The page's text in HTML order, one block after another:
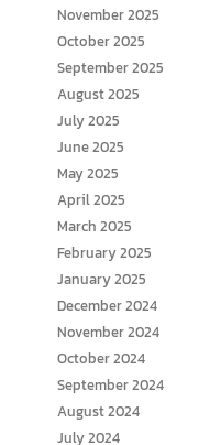
November 2025
October 2025
September 2025
August 2025
July 2025
June 2025
May 2025
April 2025
March 2025
February 2025
January 2025
December 2024
November 2024
October 2024
September 2024
August 2024
July 2024